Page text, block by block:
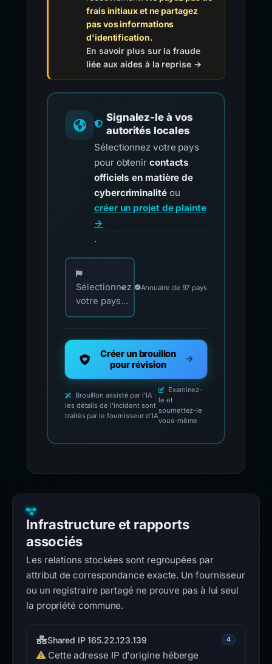
frais initiaux et ne partagez
pas vos informations
d'identification.
En savoir plus sur la fraude
liée aux aides à la reprise →
Signalez-le à vos
autorités locales
Sélectionnez votre pays
pour obtenir contacts
officiels en matière de
cybercriminalitéou
créer un projet de plainte
→
.
Choisissez votre pays pour les contacts
Sélectionnez
votre pays...
Annuaire de 97 pays
Créer un brouillon
pour révision
Brouillon assisté par l'IA :
les détails de l'incident sont
traités par le fournisseur d'IA
Examinez-
le et
soumettez-le
vous-même
Infrastructure et rapports
associés
Les relations stockées sont regroupées par
attribut de correspondance exacte. Un fournisseur
ou un registraire partagé ne prouve pas à lui seul
la propriété commune.
Shared IP 165.22.123.139 4
Cette adresse IP d'origine héberge